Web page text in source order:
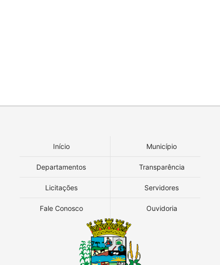
Início Município
Departamentos Transparência
Licitações Servidores
Fale Conosco Ouvidoria